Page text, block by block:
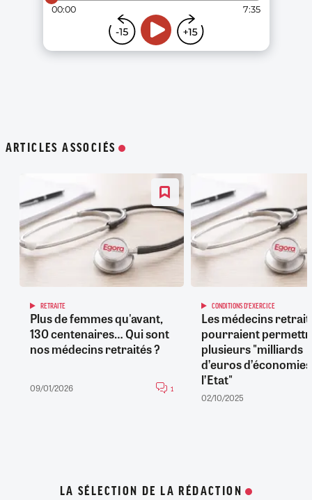
ARTICLES ASSOCIÉS
RETRAITE
Plus de femmes qu'avant,
130 centenaires… Qui sont
nos médecins retraités ?
09/01/2026 1
CONDITIONS D'EXERCICE
Les médecins
pourraient
plusieurs "milliards
d’euros
l’Etat"
02/10/2025
LA SÉLECTION DE LA RÉDACTION